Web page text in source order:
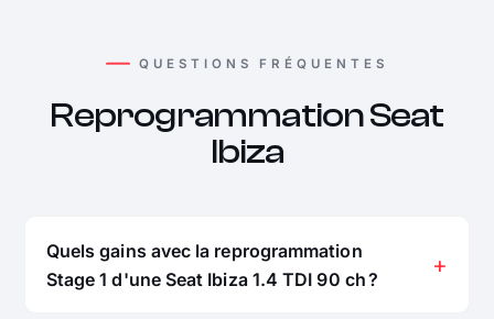
QUESTIONS FRÉQUENTES
Reprogrammation Seat
Ibiza
Quels gains avec la reprogrammation
Stage 1 d'une Seat Ibiza 1.4 TDI 90 ch ?